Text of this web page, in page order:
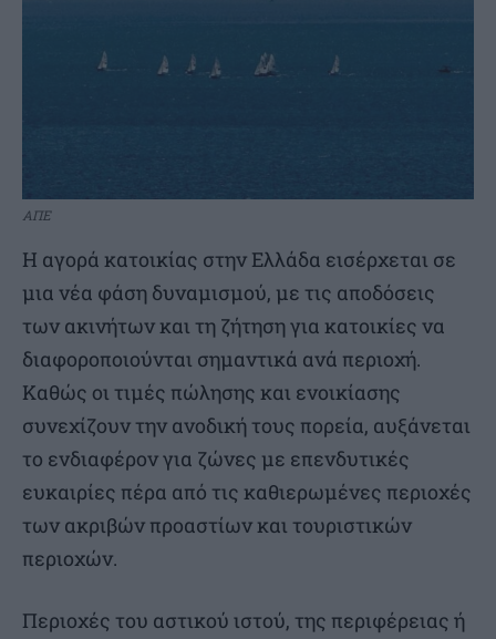
ΑΠΕ
Η αγορά κατοικίας στην Ελλάδα εισέρχεται σε
μια νέα φάση δυναμισμού, με τις αποδόσεις
των ακινήτων και τη ζήτηση για κατοικίες να
διαφοροποιούνται σημαντικά ανά περιοχή.
Καθώς οι τιμές πώλησης και ενοικίασης
συνεχίζουν την ανοδική τους πορεία, αυξάνεται
το ενδιαφέρον για ζώνες με επενδυτικές
ευκαιρίες πέρα από τις καθιερωμένες περιοχές
των ακριβών προαστίων και τουριστικών
περιοχών.
Περιοχές του αστικού ιστού, της περιφέρειας ή